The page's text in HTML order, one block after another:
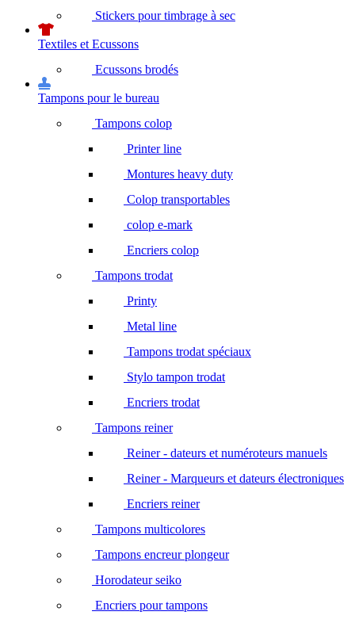
Stickers pour timbrage à sec
Textiles et Ecussons
Ecussons brodés
Tampons pour le bureau
Tampons colop
Printer line
Montures heavy duty
Colop transportables
colop e-mark
Encriers colop
Tampons trodat
Printy
Metal line
Tampons trodat spéciaux
Stylo tampon trodat
Encriers trodat
Tampons reiner
Reiner - dateurs et numéroteurs manuels
Reiner - Marqueurs et dateurs électroniques
Encriers reiner
Tampons multicolores
Tampons encreur plongeur
Horodateur seiko
Encriers pour tampons